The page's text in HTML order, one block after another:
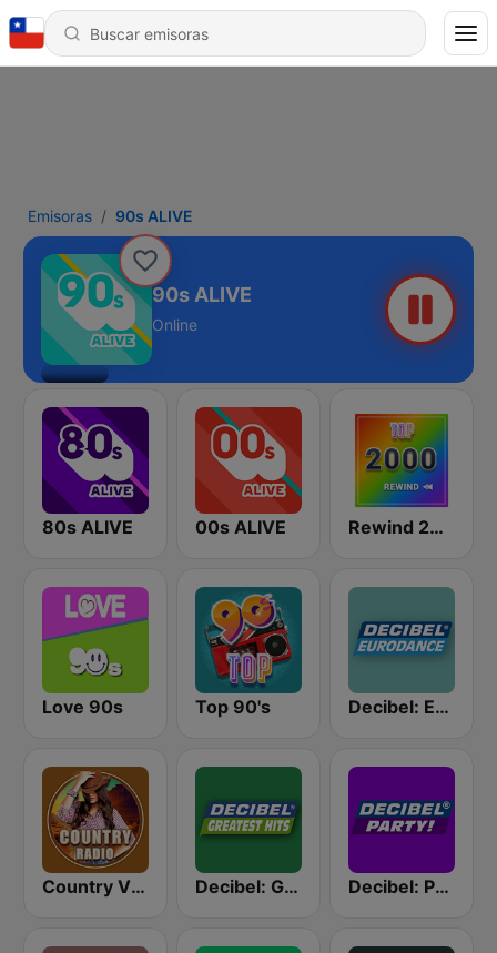
Emisoras 90s ALIVE
90s ALIVE
Online
80s ALIVE 00s ALIVE Rewind 2000's
Love 90s Top 90's Decibel: EuroDance
Country Vibes Decibel: Greatest Hits Decibel: Party!